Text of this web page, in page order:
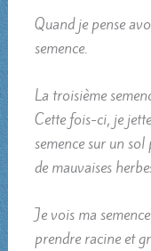
Quand je pense
semence.
La troisième
Cette fois-ci, je
semence sur un sol
de mauvaises
Je vois ma semence
prendre racine et